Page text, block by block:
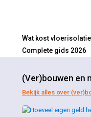
Wat kost
Complete gids 2026
(Ver)bouwen en
Bekijk alles over